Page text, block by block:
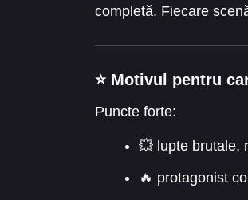
completă. Fiecare
⭐ Motivul pentru
Puncte forte:
💥 lupte brutale,
🔥 protagonist